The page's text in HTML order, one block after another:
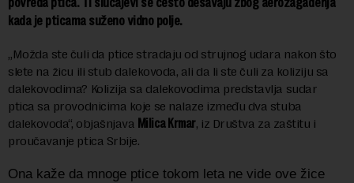
kada je pticama suženo vidno polje.
„Možda ste čuli da ptice stradaju od strujnog udara nakon što
slete na žicu ili stub dalekovoda, ali da li ste čuli za koliziju sa
dalekovodima? Kolizija sa dalekovodima predstavlja sudar
ptica sa provodnicima koje se nalaze između dva stuba
dalekovoda“, objašnjava Milica Krmar, iz Društva za zaštitu i
proučavanje ptica Srbije.
Ona kaže da mnoge ptice tokom leta ne vide ove žice